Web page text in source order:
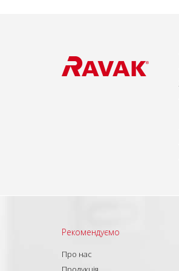
Рекомендуємо
Про нас